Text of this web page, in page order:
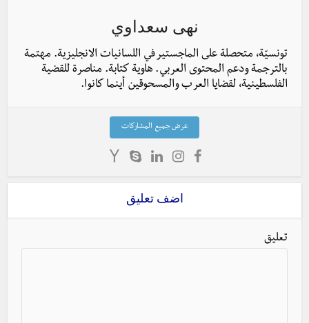
نهى سعداوي
تونسيّة، متحصلة على الماجستير في اللسانيات الانجليزية. مهتمة
بالترجمة ودعم المحتوى العربي. هاوية كتابة. مناصرة للقضية
الفلسطينية، لقضايا العرب والمسحوقين أينما كانوا.
عرض جميع المشاركات
اضف تعليق
تعليق